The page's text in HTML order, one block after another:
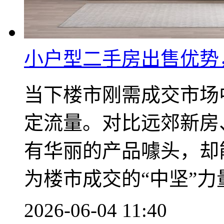
小户型二手房出售优
当下楼市刚需成交市
定流量。对比远郊新
有华丽的产品噱头，
为楼市成交的“中坚”力
2026-06-04 11:40